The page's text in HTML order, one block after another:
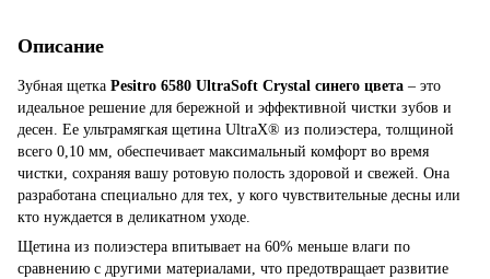
Описание
Зубная щетка Pesitro 6580 UltraSoft Crystal синего цвета – это
идеальное решение для бережной и эффективной чистки зубов и
десен. Ее ультрамягкая щетина UltraX® из полиэстера, толщиной
всего 0,10 мм, обеспечивает максимальный комфорт во время
чистки, сохраняя вашу ротовую полость здоровой и свежей. Она
разработана специально для тех, у кого чувствительные десны или
кто нуждается в деликатном уходе.
Щетина из полиэстера впитывает на 60% меньше влаги по
сравнению с другими материалами, что предотвращает развитие